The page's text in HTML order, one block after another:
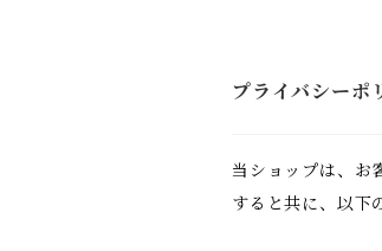
プライバシーポ
当ショップは、お
すると共に、以下